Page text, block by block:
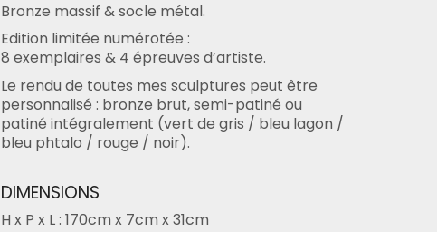
Bronze massif & socle métal.
Edition limitée numérotée :
8 exemplaires & 4 épreuves d’artiste.
Le rendu de toutes mes sculptures peut être
personnalisé : bronze brut, semi-patiné ou
patiné intégralement (vert de gris / bleu lagon /
bleu phtalo / rouge / noir).
DIMENSIONS
H x P x L : 170cm x 7cm x 31cm